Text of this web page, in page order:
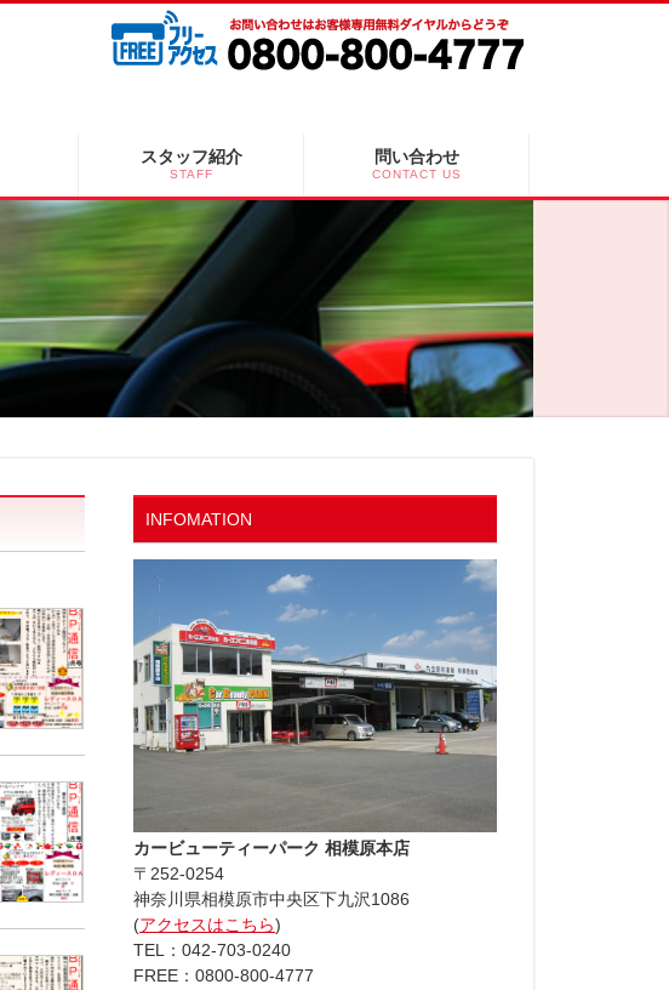
スタッフ紹介
STAFF
問い合わせ
CONTACT US
INFOMATION
カービューティーパーク 相模原本店
〒252-0254
神奈川県相模原市中央区下九沢1086
(アクセスはこちら)
TEL：042-703-0240
FREE：0800-800-4777